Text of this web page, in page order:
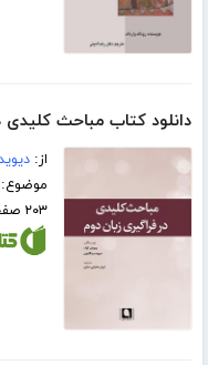
دانلود کتاب مباحث کلیدی
از:
۲۰۳ صفحه